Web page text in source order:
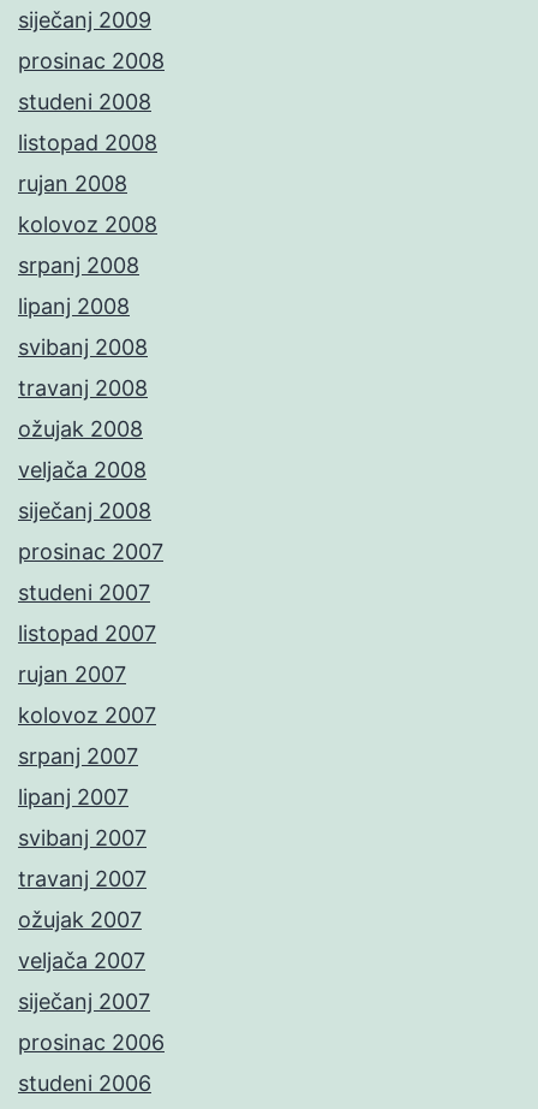
siječanj 2009
prosinac 2008
studeni 2008
listopad 2008
rujan 2008
kolovoz 2008
srpanj 2008
lipanj 2008
svibanj 2008
travanj 2008
ožujak 2008
veljača 2008
siječanj 2008
prosinac 2007
studeni 2007
listopad 2007
rujan 2007
kolovoz 2007
srpanj 2007
lipanj 2007
svibanj 2007
travanj 2007
ožujak 2007
veljača 2007
siječanj 2007
prosinac 2006
studeni 2006